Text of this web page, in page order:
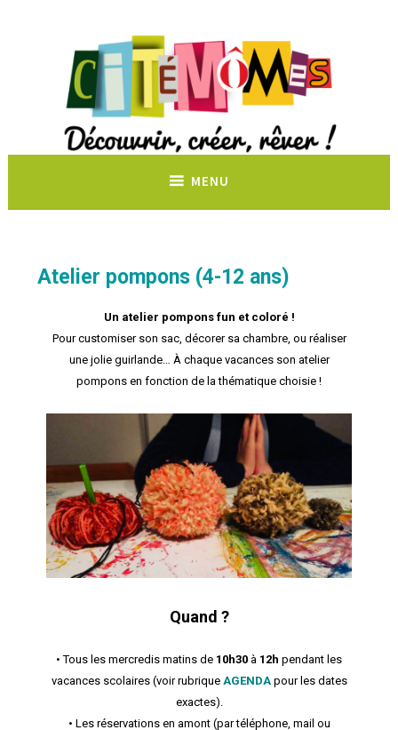
Découvrir, créer, rêver !
MENU
Atelier pompons (4-12 ans)
Un atelier pompons fun et coloré !
Pour customiser son sac, décorer sa chambre, ou réaliser
une jolie guirlande… À chaque vacances son atelier
pompons en fonction de la thématique choisie !
Quand ?
• Tous les mercredis matins de 10h30 à 12h pendant les
vacances scolaires (voir rubrique AGENDApour les dates
exactes).
• Les réservations en amont (par téléphone, mail ou